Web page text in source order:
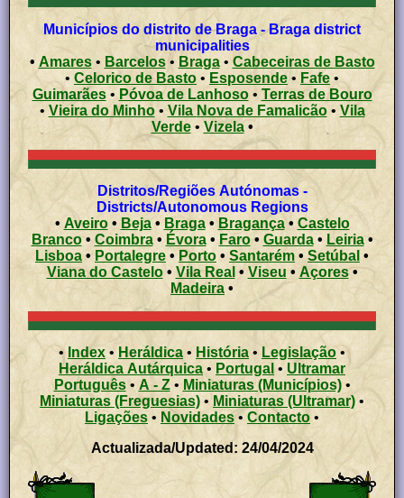
Municípios do distrito de Braga - Braga district
municipalities
• Amares• Barcelos• Braga• Cabeceiras de Basto
•
Celorico de Basto • Esposende • Fafe •
Guimarães• Póvoa de Lanhoso•
Terras de Bouro
• Vieira do Minho• Vila Nova de Famalicão• Vila
Verde• Vizela•
Distritos/Regiões Autónomas -
Districts/Autonomous Regions
• Aveiro• Beja•Braga• Bragança• Castelo
Branco• Coimbra• Évora•Faro• Guarda• Leiria•
Lisboa • Portalegre • Porto • Santarém • Setúbal •
Viana do Castelo• Vila Real • Viseu• Açores •
Madeira •
• Index• Heráldica • História • Legislação •
Heráldica Autárquica • Portugal • Ultramar
Português• A - Z• Miniaturas (Municípios)•
Miniaturas (Freguesias) • Miniaturas (Ultramar)•
Ligações • Novidades • Contacto •
Actualizada/Updated: 24/04/2024